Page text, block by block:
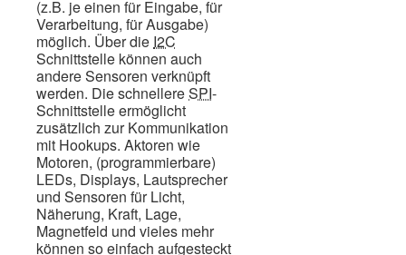
(z.B. je einen für Eingabe, für
Verarbeitung, für Ausgabe)
möglich. Über die I2C
Schnittstelle können auch
andere Sensoren verknüpft
werden. Die schnellereSPI-
Schnittstelle ermöglicht
zusätzlich zur Kommunikation
mit Hookups. Aktoren wie
Motoren, (programmierbare)
LEDs, Displays, Lautsprecher
und Sensoren für Licht,
Näherung, Kraft, Lage,
Magnetfeld und vieles mehr
können so einfach aufgesteckt